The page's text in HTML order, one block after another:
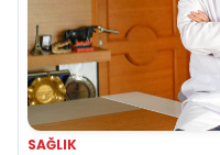
SAĞLIK